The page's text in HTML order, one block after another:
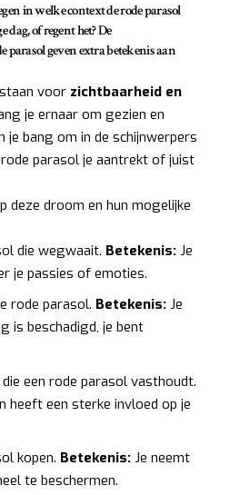
in welke context de rode parasol
dag, of regent het? De
parasol geven extra betekenis aan
voor zichtbaarheid en
je ernaar om gezien en
bang om in de schijnwerpers
parasol je aantrekt of juist
deze droom en hun mogelijke
die wegwaait. Betekenis: Je
je passies of emoties.
rode parasol. Betekenis: Je
is beschadigd, je bent
een rode parasol vasthoudt.
heeft een sterke invloed op je
kopen. Betekenis: Je neemt
te beschermen.